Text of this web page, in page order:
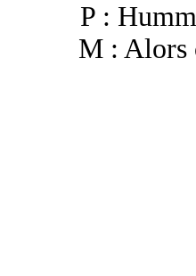
P :
M : Alors